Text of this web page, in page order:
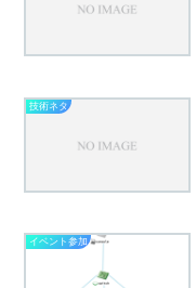
技術ネタ
イベント参加